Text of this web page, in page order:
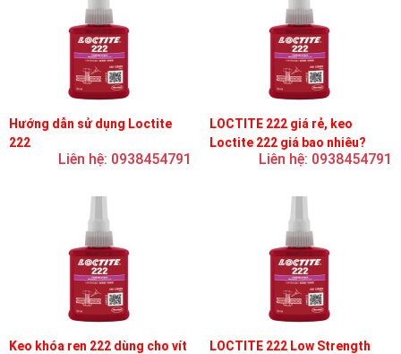
Hướng dẫn sử dụng Loctite
222
Liên hệ: 0938454791
LOCTITE 222 giá rẻ, keo
Loctite 222 giá bao nhiêu?
Liên hệ: 0938454791
Keo khóa ren 222 dùng cho vít
LOCTITE 222 Low Strength